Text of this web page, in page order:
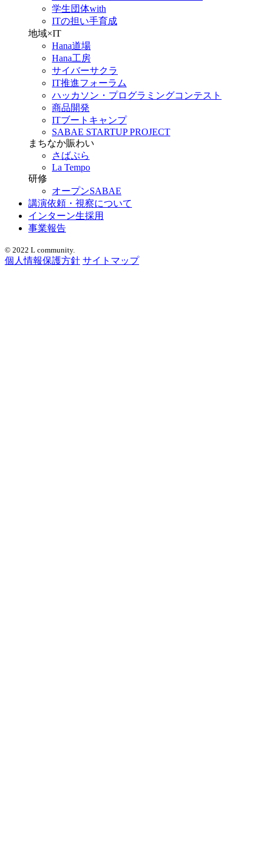
学生団体with
ITの担い手育成
地域×IT
Hana道場
Hana工房
サイバーサクラ
IT推進フォーラム
ハッカソン・プログラミングコンテスト
商品開発
ITブートキャンプ
SABAE STARTUP PROJECT
まちなか賑わい
さばぷら
La Tempo
研修
オープンSABAE
講演依頼・視察について
インターン生採用
事業報告
© 2022 L community.
個人情報保護方針 サイトマップ